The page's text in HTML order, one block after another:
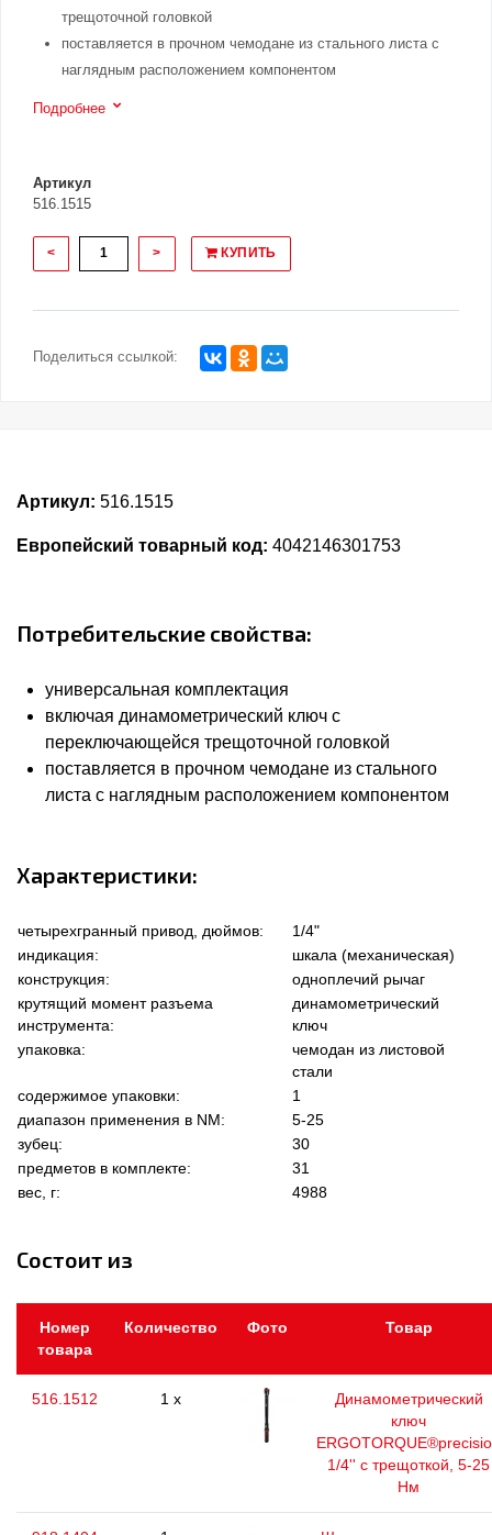
трещоточной головкой
поставляется в прочном чемодане из стального листа с
наглядным расположением компонентом
Подробнее
Артикул
516.1515
< > КУПИТЬ
Поделиться ссылкой:
Артикул: 516.1515
Европейский товарный код: 4042146301753
Потребительские свойства:
универсальная комплектация
включая динамометрический ключ с
переключающейся трещоточной головкой
поставляется в прочном чемодане из стального
листа с наглядным расположением компонентом
Характеристики:
четырехгранный привод, дюймов:
1/4"
индикация:
шкала (механическая)
конструкция:
одноплечий рычаг
крутящий момент разъема
инструмента:
динамометрический
ключ
упаковка:
чемодан из листовой
стали
содержимое упаковки:
1
диапазон применения в NM:
5-25
зубец:
30
предметов в комплекте:
31
вес, г:
4988
Состоит из
Номер
товара
Количество Фото Товар
516.1512 1 x
Динамометрический
ключ
1/4'' с трещоткой, 5-25
Нм